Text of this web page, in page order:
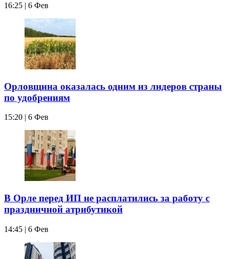
16:25 | 6 Фев
Орловщина оказалась одним из лидеров страны
по удобрениям
15:20 | 6 Фев
В Орле перед ИП не расплатились за работу с
праздничной атрибутикой
14:45 | 6 Фев